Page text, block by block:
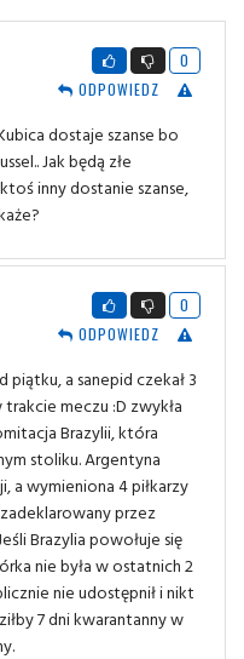
0
ODPOWIEDZ
dostaje szanse bo
Jak będą złe
inny dostanie szanse,
0
ODPOWIEDZ
piątku, a sanepid czekał 3
meczu :D zwykła
Brazylii, która
stoliku. Argentyna
a wymieniona 4 piłkarzy
przez
Brazylia powołuje się
nie była w ostatnich 2
nie udostępnił i nikt
7 dni kwarantanny w